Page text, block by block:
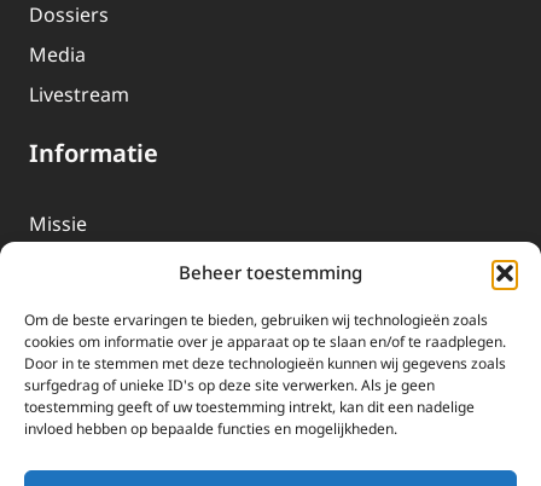
Beheer toestemming
Om de beste ervaringen te bieden, gebruiken wij technologieën zoals
cookies om informatie over je apparaat op te slaan en/of te raadplegen.
Door in te stemmen met deze technologieën kunnen wij gegevens zoals
surfgedrag of unieke ID's op deze site verwerken. Als je geen
toestemming geeft of uw toestemming intrekt, kan dit een nadelige
invloed hebben op bepaalde functies en mogelijkheden.
Dossiers
Media
Livestream
Informatie
Missie
EWTN-Team
Organisatiegegevens
Doneren